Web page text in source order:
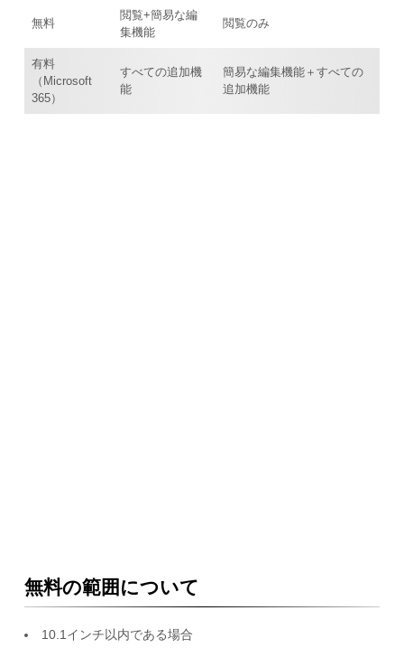
無料
閲覧+簡易な編
集機能
閲覧のみ
有料
（Microsoft
365）
すべての追加機
能
簡易な編集機能＋すべての
追加機能
無料の範囲について
10.1インチ以内である場合